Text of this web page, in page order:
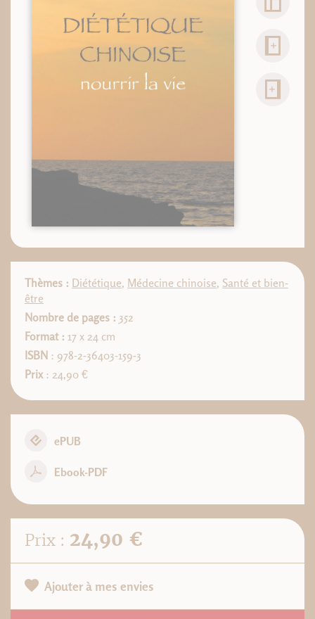
Thèmes : Diététique, Médecine chinoise, Santé et bien-
être
Nombre de pages : 352
Format : 17 x 24 cm
ISBN : 978-2-36403-159-3
Prix: 24,90 €
ePUB
Ebook-PDF
Prix : 24,90 €
Ajouter à mes envies